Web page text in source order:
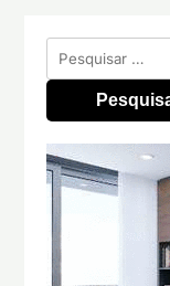
Pesquisar
por: